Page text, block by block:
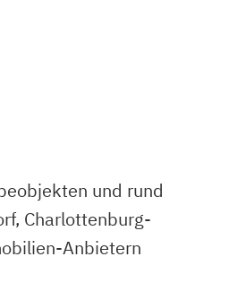
und rund
Charlottenburg-
Anbietern